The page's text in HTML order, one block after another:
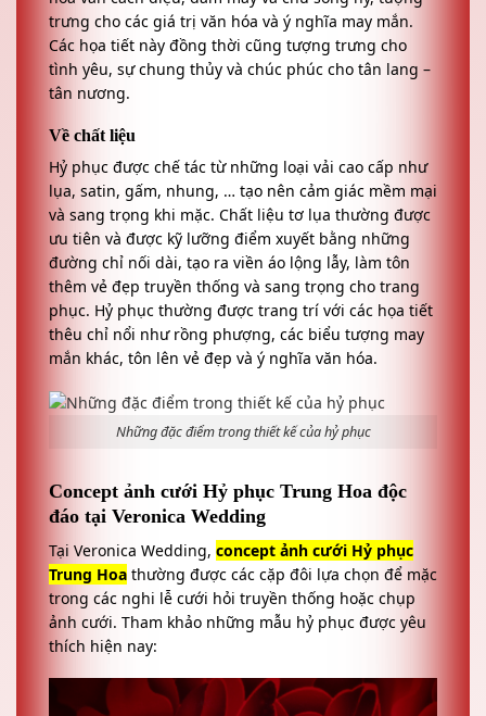
trưng cho các giá trị văn hóa và ý nghĩa may mắn.
Các họa tiết này đồng thời cũng tượng trưng cho
tình yêu, sự chung thủy và chúc phúc cho tân lang –
tân nương.
Về chất liệu
Hỷ phục được chế tác từ những loại vải cao cấp như
lụa, satin, gấm, nhung, … tạo nên cảm giác mềm mại
và sang trọng khi mặc. Chất liệu tơ lụa thường được
ưu tiên và được kỹ lưỡng điểm xuyết bằng những
đường chỉ nối dài, tạo ra viền áo lộng lẫy, làm tôn
thêm vẻ đẹp truyền thống và sang trọng cho trang
phục. Hỷ phục thường được trang trí với các họa tiết
thêu chỉ nổi như rồng phượng, các biểu tượng may
mắn khác, tôn lên vẻ đẹp và ý nghĩa văn hóa.
Những đặc điểm trong thiết kế của hỷ phục
Concept ảnh cưới Hỷ phục Trung Hoa độc
đáo tại Veronica Wedding
Tại Veronica Wedding, concept ảnh cưới Hỷ phục
Trung Hoa thường được các cặp đôi lựa chọn để mặc
trong các nghi lễ cưới hỏi truyền thống hoặc chụp
ảnh cưới. Tham khảo những mẫu hỷ phục được yêu
thích hiện nay: